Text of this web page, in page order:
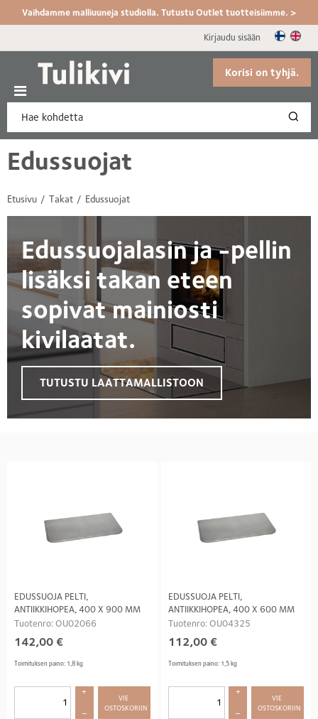
Vaihdamme malliuuneja studiolla. Tutustu Outlet tuotteisiimme. >
Kirjaudu sisään
Korisi on tyhjä.
Etusivu Takat Edussuojat
Edussuojat
Edussuojalasin ja -pellin
lisäksi takan eteen
sopivat mainiosti
kivilaatat.
TUTUSTU LAATTAMALLISTOON
EDUSSUOJA PELTI,
ANTIIKKIHOPEA, 400 X 900 MM
Tuotenro: OU02066
142,00 €
Toimituksen paino: 1,8 kg
+
–
VIE
OSTOSKORIIN
EDUSSUOJA PELTI,
ANTIIKKIHOPEA, 400 X 600 MM
Tuotenro: OU04325
112,00 €
Toimituksen paino: 1,5 kg
+
–
VIE
OSTOSKORIIN